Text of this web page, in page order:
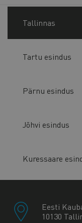
Tallinnas
Tartu esindus
Pärnu esindus
Jõhvi esindus
Kuressaare
Eesti
10130